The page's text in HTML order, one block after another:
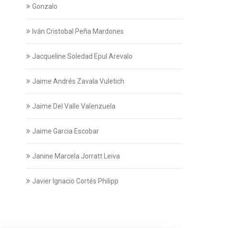
Gonzalo
Iván Cristobal Peña Mardones
Jacqueline Soledad Epul Arevalo
Jaime Andrés Zavala Vuletich
Jaime Del Valle Valenzuela
Jaime Garcia Escobar
Janine Marcela Jorratt Leiva
Javier Ignacio Cortés Philipp